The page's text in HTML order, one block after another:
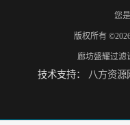
您
版权所有
廊坊盛耀过滤
技术支持： 八方资源